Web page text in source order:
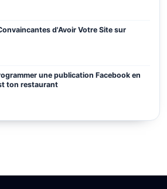
d'Avoir Votre Site sur
une publication Facebook en
ton restaurant